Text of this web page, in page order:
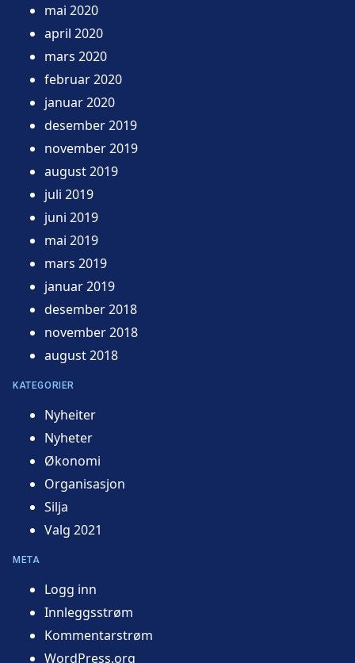
mai 2020
april 2020
mars 2020
februar 2020
januar 2020
desember 2019
november 2019
august 2019
juli 2019
juni 2019
mai 2019
mars 2019
januar 2019
desember 2018
november 2018
august 2018
KATEGORIER
Nyheiter
Nyheter
Økonomi
Organisasjon
Silja
Valg 2021
META
Logg inn
Innleggsstrøm
Kommentarstrøm
WordPress.org